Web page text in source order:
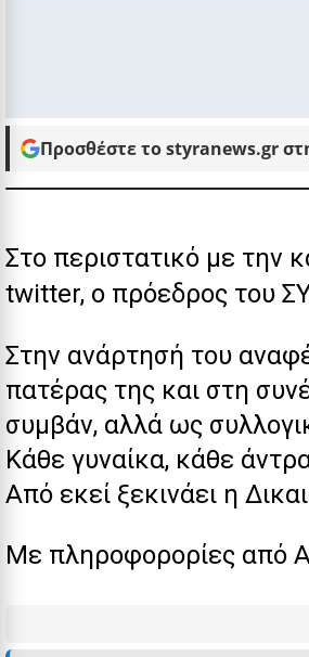
Προσθέστε το styranews.gr
Στο περιστατικό με την
twitter, ο πρόεδρος του
Στην ανάρτησή του
πατέρας της και στη
συμβάν, αλλά ως
Κάθε γυναίκα, κάθε
Από εκεί ξεκινάει η
Με πληροφορορίες από